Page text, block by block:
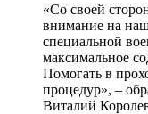
«Со своей
внимание на
специальной
максимальное
Помогать в
процедур», –
Виталий